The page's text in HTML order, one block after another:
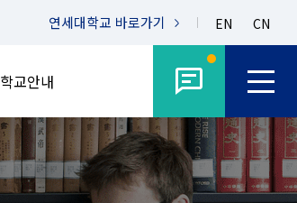
연세대학교 바로가기 EN CN
학교안내